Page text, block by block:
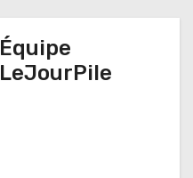
Équipe
LeJourPile